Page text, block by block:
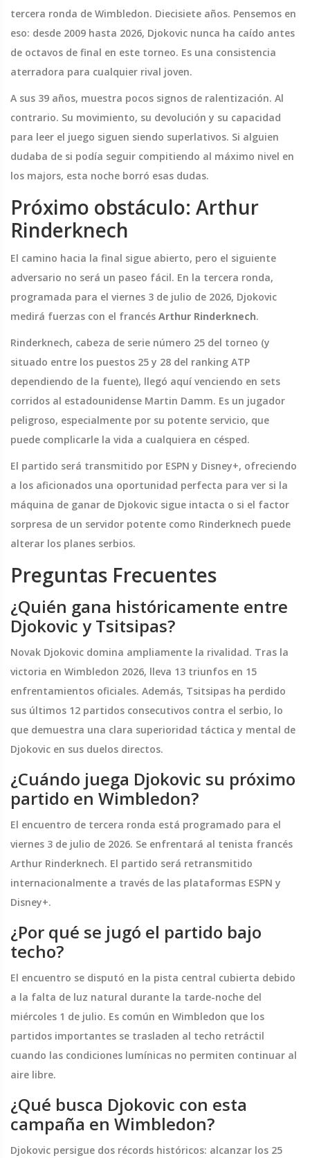
tercera ronda de Wimbledon. Diecisiete años. Pensemos en
eso: desde 2009 hasta 2026, Djokovic nunca ha caído antes
de octavos de final en este torneo. Es una consistencia
aterradora para cualquier rival joven.
A sus 39 años, muestra pocos signos de ralentización. Al
contrario. Su movimiento, su devolución y su capacidad
para leer el juego siguen siendo superlativos. Si alguien
dudaba de si podía seguir compitiendo al máximo nivel en
los majors, esta noche borró esas dudas.
Próximo obstáculo: Arthur
Rinderknech
El camino hacia la final sigue abierto, pero el siguiente
adversario no será un paseo fácil. En la tercera ronda,
programada para el viernes 3 de julio de 2026, Djokovic
medirá fuerzas con el francés Arthur Rinderknech.
Rinderknech, cabeza de serie número 25 del torneo (y
situado entre los puestos 25 y 28 del ranking ATP
dependiendo de la fuente), llegó aquí venciendo en sets
corridos al estadounidense Martin Damm. Es un jugador
peligroso, especialmente por su potente servicio, que
puede complicarle la vida a cualquiera en césped.
El partido será transmitido por ESPN y Disney+, ofreciendo
a los aficionados una oportunidad perfecta para ver si la
máquina de ganar de Djokovic sigue intacta o si el factor
sorpresa de un servidor potente como Rinderknech puede
alterar los planes serbios.
Preguntas Frecuentes
¿Quién gana históricamente entre
Djokovic y Tsitsipas?
Novak Djokovic domina ampliamente la rivalidad. Tras la
victoria en Wimbledon 2026, lleva 13 triunfos en 15
enfrentamientos oficiales. Además, Tsitsipas ha perdido
sus últimos 12 partidos consecutivos contra el serbio, lo
que demuestra una clara superioridad táctica y mental de
Djokovic en sus duelos directos.
¿Cuándo juega Djokovic su próximo
partido en Wimbledon?
El encuentro de tercera ronda está programado para el
viernes 3 de julio de 2026. Se enfrentará al tenista francés
Arthur Rinderknech. El partido será retransmitido
internacionalmente a través de las plataformas ESPN y
Disney+.
¿Por qué se jugó el partido bajo
techo?
El encuentro se disputó en la pista central cubierta debido
a la falta de luz natural durante la tarde-noche del
miércoles 1 de julio. Es común en Wimbledon que los
partidos importantes se trasladen al techo retráctil
cuando las condiciones lumínicas no permiten continuar al
aire libre.
¿Qué busca Djokovic con esta
campaña en Wimbledon?
Djokovic persigue dos récords históricos: alcanzar los 25